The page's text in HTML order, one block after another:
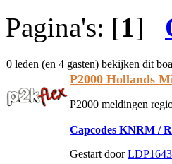
Pagina's: [1]
0 leden (en 4 gasten) bekijken dit
P2000 Hollands
P2000 meldingen
Capcodes KNRM /
Gestart door